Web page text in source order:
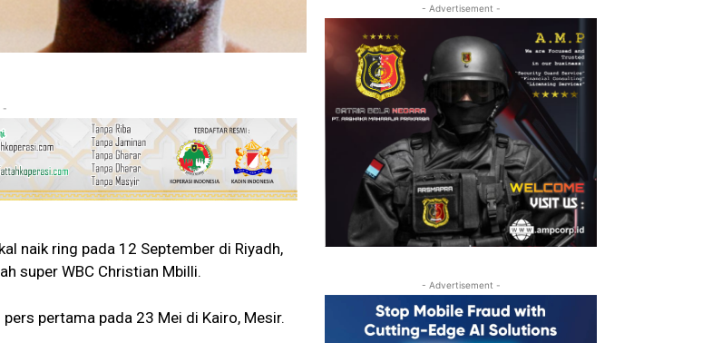
-
naik ring pada 12 September di Riyadh,
super WBC Christian Mbilli.
pertama pada 23 Mei di Kairo, Mesir.
- Advertisement -
- Advertisement -